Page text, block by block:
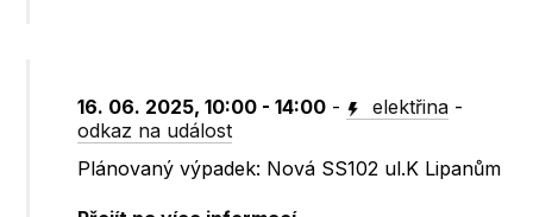
16. 06. 2025, 10:00 - 14:00 - elektřina -
odkaz na událost
Plánovaný výpadek: Nová SS102 ul.K Lipanům